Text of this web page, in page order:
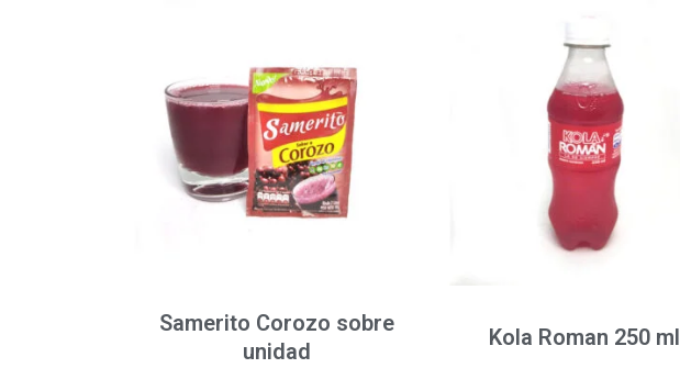
Samerito Corozo sobre
unidad
Kola Roman 250 ml